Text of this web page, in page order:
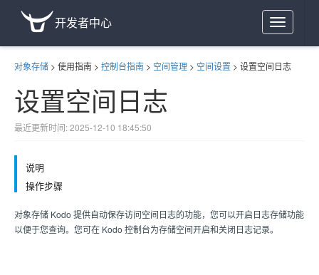
Toggle
navigation
开发者中心
对象存储 > 使用指南 > 控制台指南 > 空间管理 > 空间设置 > 设置空间日志
设置空间日志
最近更新时间: 2025-12-10 18:45:50
说明
操作步骤
对象存储 Kodo 提供自动保存访问空间日志的功能，您可以开启日志存储功能
以便于您查询。您可在 Kodo 控制台为存储空间开启和关闭日志记录。